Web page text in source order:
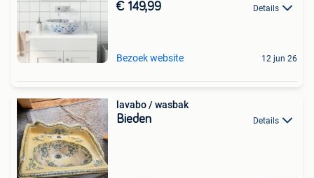
€ 149,99 Details
Bezoek website 12 jun 26
lavabo / wasbak
Bieden Details